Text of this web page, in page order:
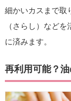
細かいカスまで取
（さらし）など
に済みます。
再利用可能？